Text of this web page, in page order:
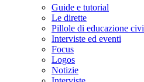
Guide e tutorial
Le dirette
Pillole di educazione
Interviste ed eventi
Focus
Logos
Notizie